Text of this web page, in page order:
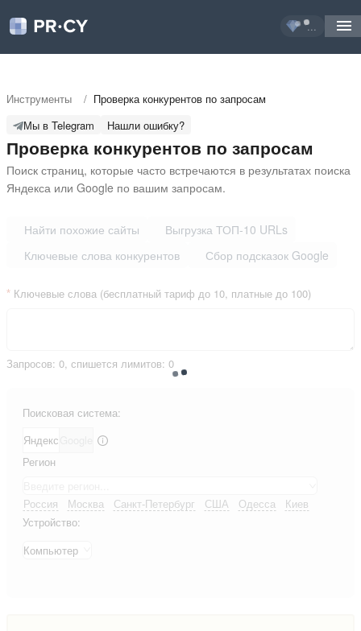
...
Инструменты / Проверка конкурентов по запросам
Проверка конкурентов по запросам
Мы в Telegram Нашли ошибку?
Поиск страниц, которые часто встречаются в результатах поиска
Яндекса или Google по вашим запросам.
Найти похожие сайты
Выгрузка ТОП-10 URLs
Ключевые слова конкурентов
Сбор подсказок Google
Ключевые слова (бесплатный тариф до 10, платные до 100)
Запросов: 0, спишется лимитов: 0
Поисковая система:
Яндекс
Регион
Россия Москва Санкт-Петербург США Одесса Киев
Устройство:
Компьютер